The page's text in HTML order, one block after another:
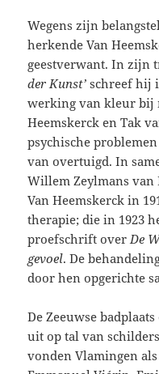
Wegens zijn
herkende Van
geestverwant. In zijn
der Kunst’schreef hij
werking van kleur bij
Heemskerck en Tak
psychische
van overtuigd. In
Willem Zeylmans
Van Heemskerck in
therapie; die in 1923
proefschrift over De
gevoel. De
door hen opgerichte
De Zeeuwse
uit op tal van
vonden Vlamingen